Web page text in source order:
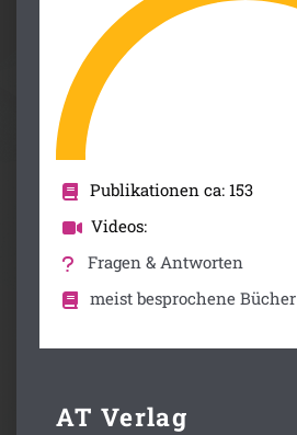
Publikationen ca: 153
Videos:
Fragen & Antworten
meist besprochene Bücher
AT Verlag